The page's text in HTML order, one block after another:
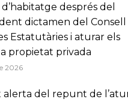
després del
dictamen del Consell
Estatutàries i aturar els
propietat privada
2026
alerta del repunt de